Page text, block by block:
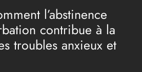
l’abstinence
contribue à la
troubles anxieux et